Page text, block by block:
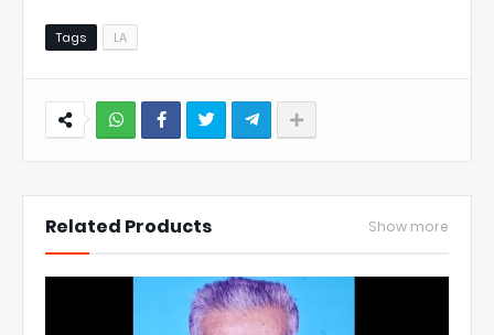
Tags LA
Related Products Show more